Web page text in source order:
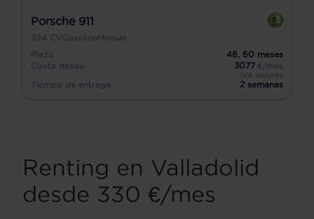
Porsche 911
394 CVGasolinaManual
Plazo
48, 60 meses
Cuota desde
3077 €/mes
IVA incluido
Tiempo de entrega 2 semanas
Renting en Valladolid
desde 330 €/mes